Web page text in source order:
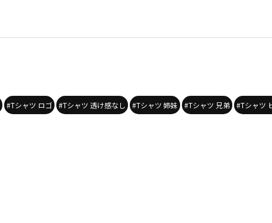
#Tシャツ ロゴ #Tシャツ 透け感なし #Tシャツ 姉妹 #Tシャツ 兄弟 #Tシャツ